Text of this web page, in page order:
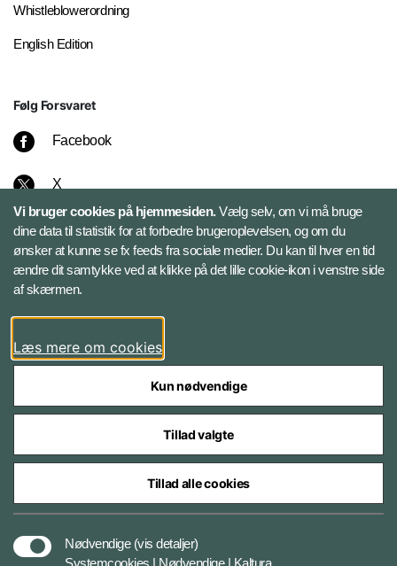
Whistleblowerordning
English Edition
Følg Forsvaret
Facebook
X
Instagram
Bluesky
LinkedIn
Styrelser og myndigheder under Forsvarsministeriet
Vi bruger cookies på hjemmesiden.Vælg selv, om vi må bruge
dine data til statistik for at forbedre brugeroplevelsen, og om du
ønsker at kunne se fx feeds fra sociale medier. Du kan til hver en tid
ændre dit samtykke ved at klikke på det lille cookie-ikon i venstre side
af skærmen.
Læs mere om cookies
Kun nødvendige
Tillad valgte
Tillad alle cookies
Nødvendige (vis detaljer)
Systemcookies | Nødvendige | Kaltura